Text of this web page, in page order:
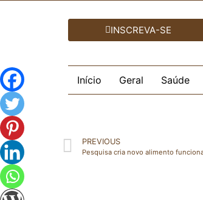
INSCREVA-SE
Início Geral Saúde
PREVIOUS
Pesquisa cria novo alimento